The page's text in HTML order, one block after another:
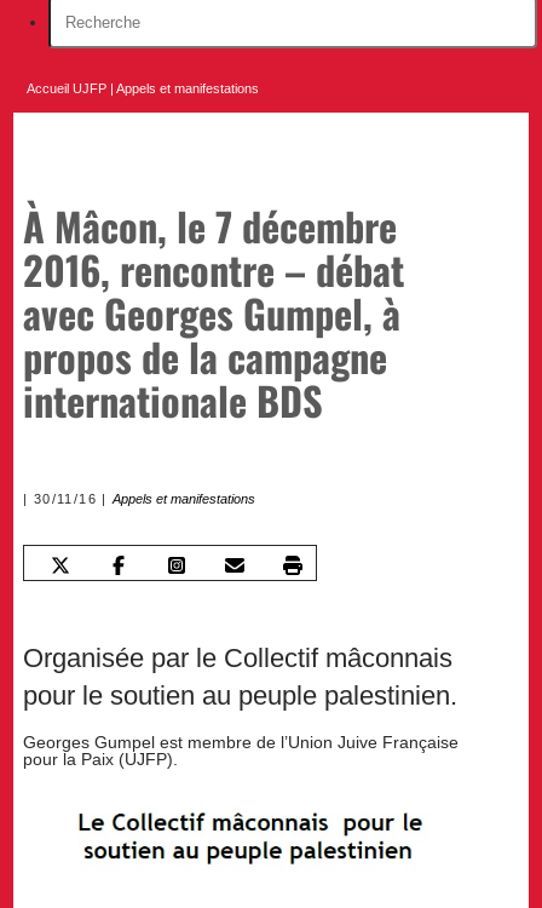
Accueil UJFP |Appels et manifestations
À Mâcon, le 7 décembre
2016, rencontre – débat
avec Georges Gumpel, à
propos de la campagne
internationale BDS
30/11/16 Appels et manifestations
Organisée par le Collectif mâconnais
pour le soutien au peuple palestinien.
Georges Gumpel est membre de l’Union Juive Française
pour la Paix (UJFP).